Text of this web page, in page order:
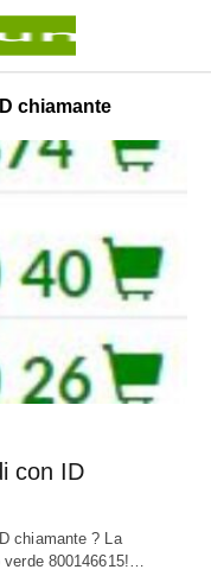
chiamante
con ID
chiamante ? La
800146615!…